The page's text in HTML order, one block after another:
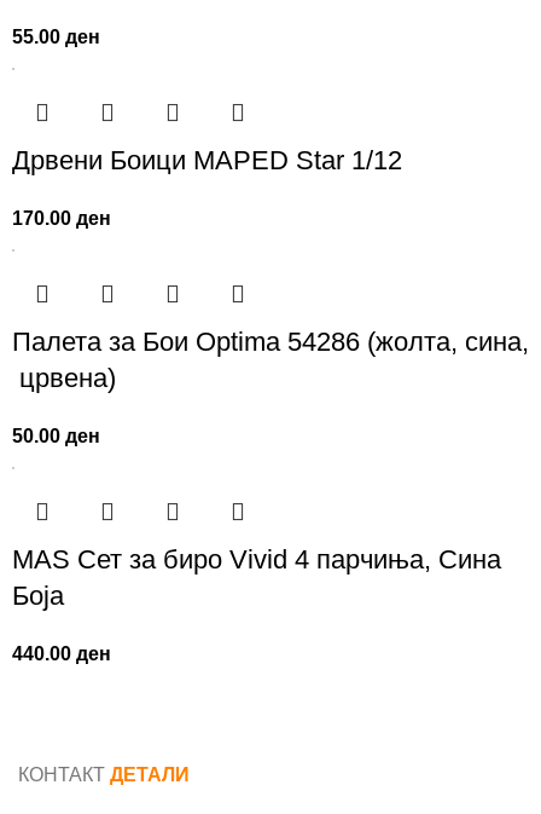
55.00ден
Дрвени Боици MAPED Star 1/12
170.00ден
Палета за Бои Optima 54286 (жолта, сина,
црвена)
50.00ден
MAS Сет за биро Vivid 4 парчиња, Сина
Боја
440.00ден
КОНТАКТ ДЕТАЛИ